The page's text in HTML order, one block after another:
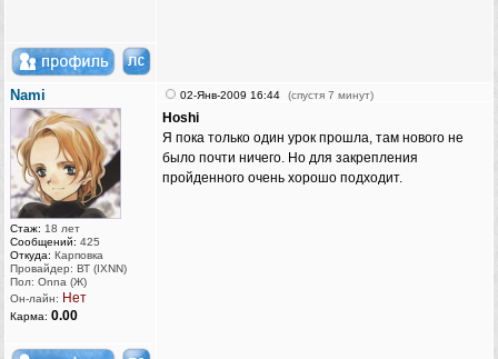
Nami
Стаж: 18 лет
Сообщений: 425
Откуда: Карповка
Провайдер: ВТ (IXNN)
Пол: Onna (Ж)
Он-лайн: Нет
Карма: 0.00
02-Янв-2009 16:44 (спустя 7 минут)
Hoshi
Я пока только один урок прошла, там нового не
было почти ничего. Но для закрепления
пройденного очень хорошо подходит.